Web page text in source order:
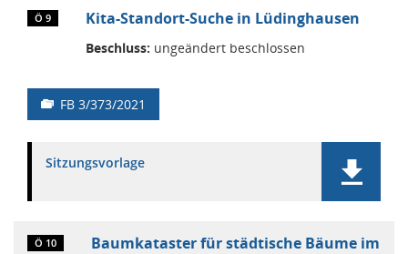
Ö 9 Kita-Standort-Suche in Lüdinghausen
Beschluss: ungeändert beschlossen
FB 3/373/2021
Sitzungsvorlage
Ö 10
Baumkataster für städtische Bäume im